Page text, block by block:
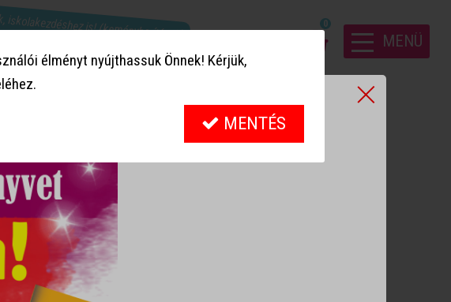
élményt nyújthassuk Önnek! Kérjük,
MENTÉS
iskolakezdéshez is! (keményborítósak) MENÜ
0
Dollyt!